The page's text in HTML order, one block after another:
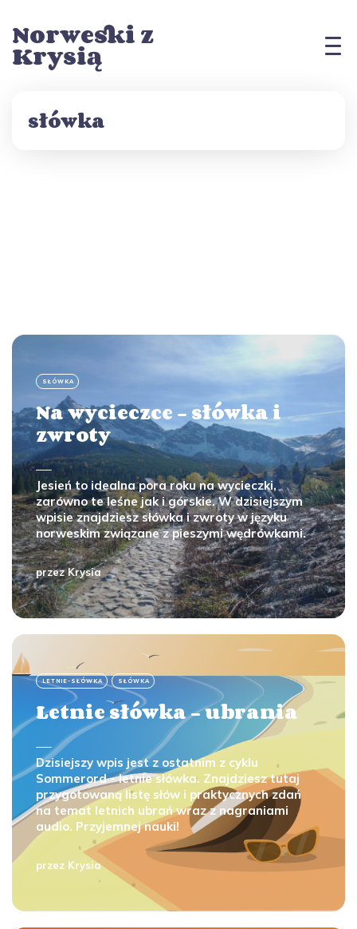
Norweski z
Krysią
słówka
SŁÓWKA
Na wycieczce - słówka i
zwroty
Jesień to idealna pora roku na wycieczki,
zarówno te leśne jak i górskie. W dzisiejszym
wpisie znajdziesz słówka i zwroty w języku
norweskim związane z pieszymi wędrówkami.
przezKrysia
LETNIE-SŁÓWKA SŁÓWKA
Letnie słówka - ubrania
Dzisiejszy wpis jest z ostatnim z cyklu
Sommerord - letnie słówka. Znajdziesz tutaj
przygotowaną listę słów i praktycznych zdań
na temat letnich ubrań wraz z nagraniami
audio. Przyjemnej nauki!
przez Krysia